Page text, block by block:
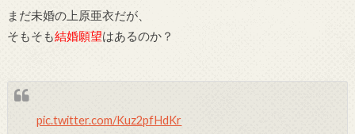
まだ未婚の上原亜衣だが、
そもそも結婚願望はあるのか？
pic.twitter.com/Kuz2pfHdKr